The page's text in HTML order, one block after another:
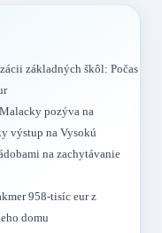
základných škôl: Počas
pozýva na
výstup na Vysokú
na zachytávanie
958-tisíc eur z
domu